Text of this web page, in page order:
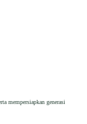
mempersiapkan generasi